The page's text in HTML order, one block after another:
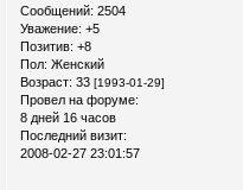
Сообщений: 2504
Уважение: +5
Позитив: +8
Пол: Женский
Возраст: 33 [1993-01-29]
Провел на форуме:
8 дней 16 часов
Последний визит:
2008-02-27 23:01:57